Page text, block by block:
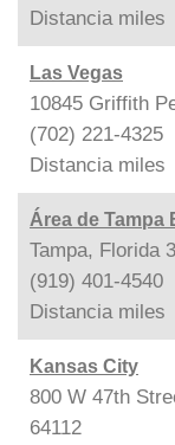
Distancia miles
Las Vegas
10845 Griffith
(702) 221-4325
Distancia miles
Área de Tampa
Tampa, Florida
(919) 401-4540
Distancia miles
Kansas City
800 W 47th
64112